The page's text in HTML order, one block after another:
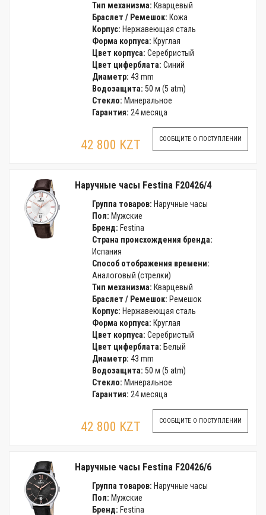
Тип механизма: Кварцевый
Браслет / Ремешок: Кожа
Корпус: Нержавеющая сталь
Форма корпуса: Круглая
Цвет корпуса: Серебристый
Цвет циферблата: Синий
Диаметр: 43 mm
Водозащита: 50 м (5 atm)
Стекло: Минеральное
Гарантия: 24 месяца
42 800 KZT СООБЩИТЕ О ПОСТУПЛЕНИИ
Наручные часы Festina F20426/4
Группа товаров: Наручные часы
Пол: Мужские
Бренд: Festina
Страна происхождения бренда:
Испания
Способ отображения времени:
Аналоговый (стрелки)
Тип механизма: Кварцевый
Браслет / Ремешок: Ремешок
Корпус: Нержавеющая сталь
Форма корпуса: Круглая
Цвет корпуса: Серебристый
Цвет циферблата: Белый
Диаметр: 43 mm
Водозащита: 50 м (5 atm)
Стекло: Минеральное
Гарантия: 24 месяца
42 800 KZT СООБЩИТЕ О ПОСТУПЛЕНИИ
Наручные часы Festina F20426/6
Группа товаров: Наручные часы
Пол: Мужские
Бренд: Festina